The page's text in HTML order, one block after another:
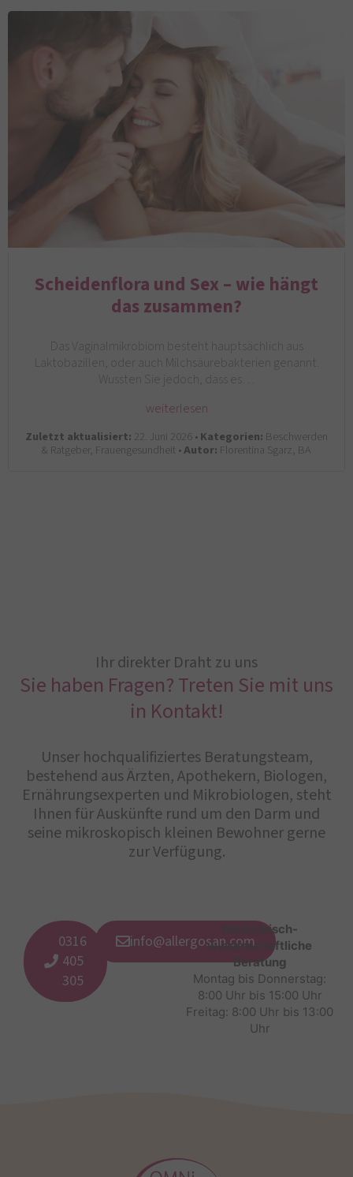
Scheidenflora und Sex – wie hängt
das zusammen?
Das Vaginalmikrobiom besteht hauptsächlich aus
Laktobazillen, oder auch Milchsäurebakterien genannt.
Wussten Sie jedoch, dass es…
weiterlesen
Zuletzt aktualisiert: 22. Juni 2026 •Kategorien: Beschwerden
& Ratgeber, Frauengesundheit •Autor: Florentina Sgarz, BA
Ihr direkter Draht zu uns
Sie haben Fragen? Treten Sie mit uns
in Kontakt!
Unser hochqualifiziertes Beratungsteam,
bestehend aus Ärzten, Apothekern, Biologen,
Ernährungsexperten und Mikrobiologen, steht
Ihnen für Auskünfte rund um den Darm und
seine mikroskopisch kleinen Bewohner gerne
zur Verfügung.
0316
405
305
info@allergosan.com
Medizinisch-
wissenschaftliche
Beratung
Montag bis Donnerstag:
8:00 Uhr bis 15:00 Uhr
Freitag: 8:00 Uhr bis 13:00
Uhr